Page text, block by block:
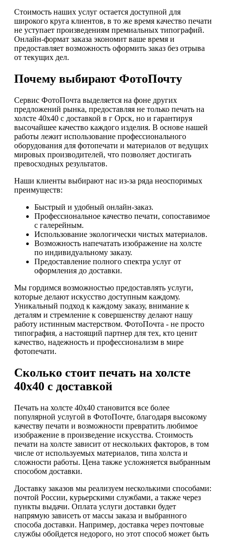
Стоимость наших услуг остается доступной для
широкого круга клиентов, в то же время качество печати
не уступает произведениям премиальных типографий.
Онлайн-формат заказа экономит ваше время и
предоставляет возможность оформить заказ без отрыва
от текущих дел.
Почему выбирают ФотоПочту
Сервис ФотоПочта выделяется на фоне других
предложений рынка, предоставляя не только печать на
холсте 40х40 с доставкой в г Орск, но и гарантируя
высочайшее качество каждого изделия. В основе нашей
работы лежит использование профессионального
оборудования для фотопечати и материалов от ведущих
мировых производителей, что позволяет достигать
превосходных результатов.
Наши клиенты выбирают нас из-за ряда неоспоримых
преимуществ:
Быстрый и удобный онлайн-заказ.
Профессиональное качество печати, сопоставимое
с галерейным.
Использование экологически чистых материалов.
Возможность напечатать изображение на холсте
по индивидуальному заказу.
Предоставление полного спектра услуг от
оформления до доставки.
Мы гордимся возможностью предоставлять услуги,
которые делают искусство доступным каждому.
Уникальный подход к каждому заказу, внимание к
деталям и стремление к совершенству делают нашу
работу истинным мастерством. ФотоПочта - не просто
типография, а настоящий партнер для тех, кто ценит
качество, надежность и профессионализм в мире
фотопечати.
Сколько стоит печать на холсте
40х40 с доставкой
Печать на холсте 40х40 становится все более
популярной услугой в ФотоПочте, благодаря высокому
качеству печати и возможности превратить любимое
изображение в произведение искусства. Стоимость
печати на холсте зависит от нескольких факторов, в том
числе от используемых материалов, типа холста и
сложности работы. Цена также усложняется выбранным
способом доставки.
Доставку заказов мы реализуем несколькими способами:
почтой России, курьерскими службами, а также через
пункты выдачи. Оплата услуги доставки будет
напрямую зависеть от массы заказа и выбранного
способа доставки. Например, доставка через почтовые
службы обойдется недорого, но этот способ может быть